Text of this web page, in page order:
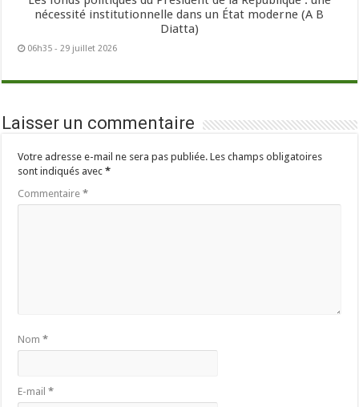
nécessité institutionnelle dans un État moderne (A B
Diatta)
06h35 - 29 juillet 2026
Laisser un commentaire
Votre adresse e-mail ne sera pas publiée. Les champs obligatoires
sont indiqués avec*
Commentaire*
Nom*
E-mail*